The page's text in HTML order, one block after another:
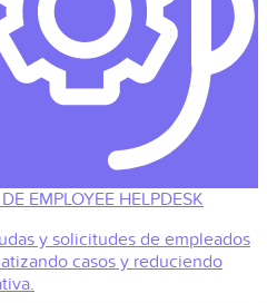
EMPLOYEE HELPDESK
y solicitudes de empleados
casos y reduciendo